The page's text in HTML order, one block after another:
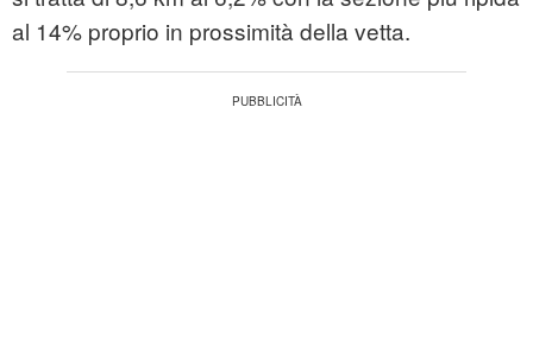
al 14% proprio in prossimità della vetta.